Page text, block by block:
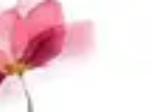
Erreurs à Éviter
Éthique et